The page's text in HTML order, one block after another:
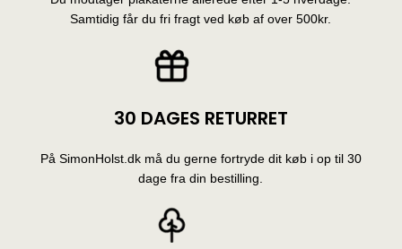
Samtidig får du fri fragt ved køb af over 500kr.
30 DAGES RETURRET
På SimonHolst.dk må du gerne fortryde dit køb i op til 30
dage fra din bestilling.